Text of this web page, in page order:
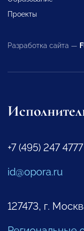
Проекты
Разработка сайта —
+7 (495) 247 4777
id@opora.ru
127473, г.